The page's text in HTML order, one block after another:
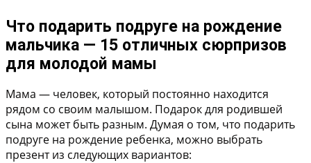
Что подарить подруге на рождение
мальчика — 15 отличных сюрпризов
для молодой мамы
Мама — человек, который постоянно находится
рядом со своим малышом. Подарок для родившей
сына может быть разным. Думая о том, что подарить
подруге на рождение ребенка, можно выбрать
презент из следующих вариантов: